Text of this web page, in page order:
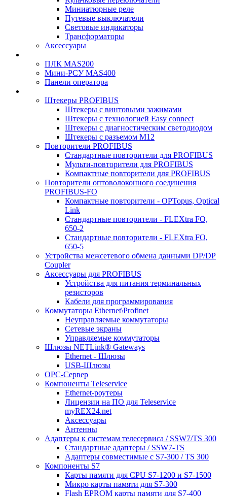
Миниатюрные реле
Путевые выключатели
Световые индикаторы
Трансформаторы
Аксессуары
ПЛК MAS200
Мини-РСУ MAS400
Панели оператора
Штекеры PROFIBUS
Штекеры с винтовыми зажимами
Штекеры с технологией Easy connect
Штекеры с диагностическим светодиодом
Штекеры с разъемом М12
Повторители PROFIBUS
Стандартные повторители для PROFIBUS
Мульти-повторители для PROFIBUS
Компактные повторители для PROFIBUS
Повторители оптоволоконного соединения
PROFIBUS-FO
Компактные повторители - OPTopus, Optical
Link
Стандартные повторители - FLEXtra FO,
650-2
Стандартные повторители - FLEXtra FO,
650-5
Устройства межсетевого обмена данными DP/DP
Coupler
Аксессуары для PROFIBUS
Устройства для питания терминальных
резисторов
Кабели для программирования
Коммутаторы Ethernet\Profinet
Неуправляемые коммутаторы
Сетевые экраны
Управляемые коммутаторы
Шлюзы NETLink® Gateways
Ethernet - Шлюзы
USB-Шлюзы
ОРС-Сервер
Компоненты Teleservice
Ethernet-роутеры
Лицензии на ПО для Teleservice
myREX24.net
Аксессуары
Антенны
Адаптеры к системам телесервиса / SSW7/TS 300
Стандартные адаптеры / SSW7-TS
Адаптеры совместимые с S7-300 / TS 300
Компоненты S7
Карты памяти для CPU S7-1200 и S7-1500
Микро карты памяти для S7-300
Flash EPROM карты памяти для S7-400